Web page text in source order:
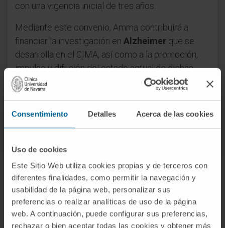
Consentimiento Detalles Acerca de las cookies
Uso de cookies
Este Sitio Web utiliza cookies propias y de terceros con
diferentes finalidades, como permitir la navegación y
usabilidad de la página web, personalizar sus
preferencias o realizar analíticas de uso de la página
web. A continuación, puede configurar sus preferencias,
rechazar o bien aceptar todas las cookies y obtener más
con una vigencia inicial de tres años.
Mediante este convenio, Amma contribuirá a
financiar la investigación en Alzheimer que se
desarrolla en el CIMA, así como a la promoción,
impulso y difusión del estado actual de dichas
investigaciones. Por su parte, el CIMA colaborará
con Amma en la formación de sus profesionales y
también en la información y asesoramiento a los